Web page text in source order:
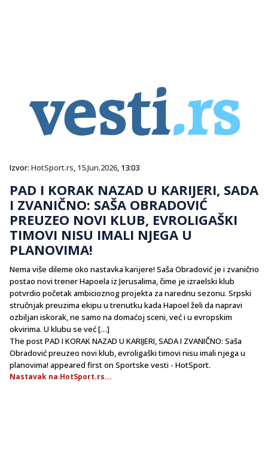
Izvor: HotSport.rs, 15.Jun.2026, 13:03
PAD I KORAK NAZAD U KARIJERI, SADA
I ZVANIČNO: SAŠA OBRADOVIĆ
PREUZEO NOVI KLUB, EVROLIGAŠKI
TIMOVI NISU IMALI NJEGA U
PLANOVIMA!
Nema više dileme oko nastavka karijere! Saša Obradović je i zvanično
postao novi trener Hapoela iz Jerusalima, čime je izraelski klub
potvrdio početak ambicioznog projekta za narednu sezonu. Srpski
stručnjak preuzima ekipu u trenutku kada Hapoel želi da napravi
ozbiljan iskorak, ne samo na domaćoj sceni, već i u evropskim
okvirima. U klubu se već […]
The post PAD I KORAK NAZAD U KARIJERI, SADA I ZVANIČNO: Saša
Obradović preuzeo novi klub, evroligaški timovi nisu imali njega u
planovima! appeared first on Sportske vesti - HotSport.
Nastavak na HotSport.rs...